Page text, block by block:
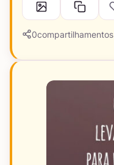
0compartilhamentos